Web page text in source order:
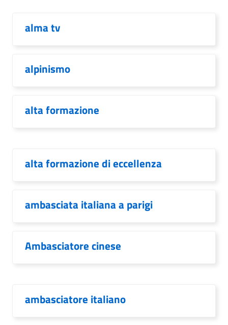
alma tv
alpinismo
alta formazione
alta formazione di eccellenza
ambasciata italiana a parigi
Ambasciatore cinese
ambasciatore italiano